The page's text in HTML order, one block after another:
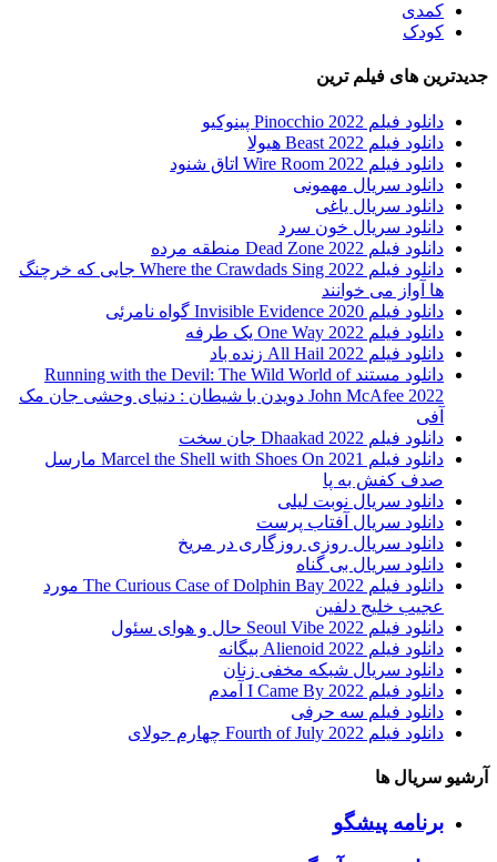
کمدی
کودک
جدیدترین های فیلم ترین
دانلود فیلم Pinocchio 2022 پینوکیو
دانلود فیلم Beast 2022 هیولا
دانلود فیلم Wire Room 2022 اتاق شنود
دانلود سریال مهمونی
دانلود سریال یاغی
دانلود سریال خون سرد
دانلود فیلم 2022 Dead Zone منطقه مرده
دانلود فیلم Where the Crawdads Sing 2022 جایی که خرچنگ
ها آواز می خوانند
دانلود فیلم 2020 Invisible Evidence گواه نامرئی
دانلود فیلم One Way 2022 یک طرفه
دانلود فیلم All Hail 2022 زنده باد
دانلود مستند Running with the Devil: The Wild World of
John McAfee 2022 دویدن با شیطان : دنیای وحشی جان مک
آفی
دانلود فیلم Dhaakad 2022 جان سخت
دانلود فیلم Marcel the Shell with Shoes On 2021 مارسل
صدف کفش به پا
دانلود سریال نوبت لیلی
دانلود سریال آفتاب پرست
دانلود سریال روزی روزگاری در مریخ
دانلود سریال بی گناه
دانلود فیلم The Curious Case of Dolphin Bay 2022 مورد
عجیب خلیج دلفین
دانلود فیلم Seoul Vibe 2022 حال و هوای سئول
دانلود فیلم Alienoid 2022 بیگانه
دانلود سریال شبکه مخفی زنان
دانلود فیلم I Came By 2022 آمدم
دانلود فیلم سه حرفی
دانلود فیلم Fourth of July 2022 چهارم جولای
آرشیو سریال ها
برنامه پیشگو